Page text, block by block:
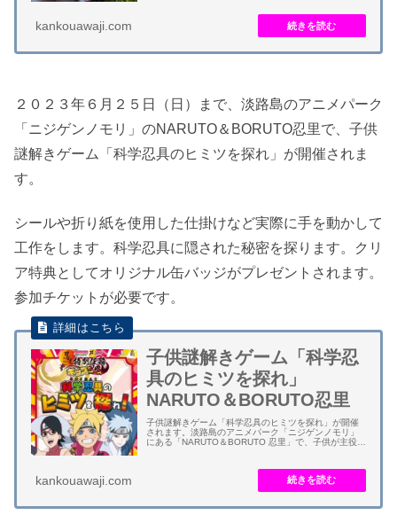
kankouawaji.com
２０２３年６月２５日（日）まで、淡路島のアニメパーク
「ニジゲンノモリ」のNARUTO＆BORUTO忍里で、子供
謎解きゲーム「科学忍具のヒミツを探れ」が開催されま
す。
シールや折り紙を使用した仕掛けなど実際に手を動かして
工作をします。科学忍具に隠された秘密を探ります。クリ
ア特典としてオリジナル缶バッジがプレゼントされます。
参加チケットが必要です。
子供謎解きゲーム「科学忍
具のヒミツを探れ」
NARUTO＆BORUTO忍里
子供謎解きゲーム「科学忍具のヒミツを探れ」が開催
されます。淡路島のアニメパーク「ニジゲンノモリ」
にある「NARUTO＆BORUTO 忍里」で、子供が主役と
kankouawaji.com